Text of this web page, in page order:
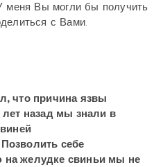
меня Вы могли бы получить
с Вами.
что причина язвы
назад мы знали в
себе
желудке свиньи мы не